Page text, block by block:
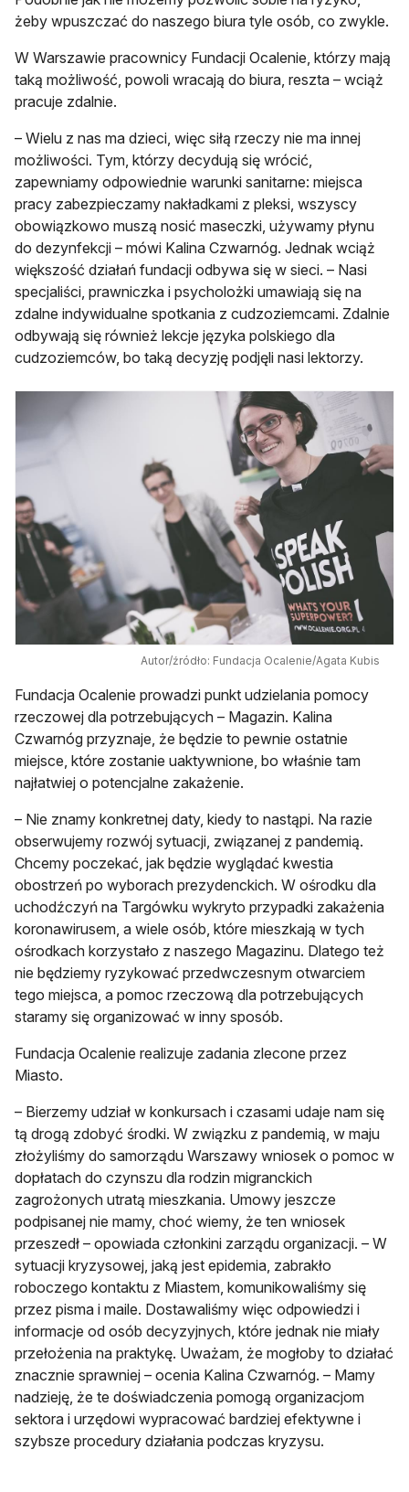
żeby wpuszczać do naszego biura tyle osób, co zwykle.
W Warszawie pracownicy Fundacji Ocalenie, którzy mają
taką możliwość, powoli wracają do biura, reszta – wciąż
pracuje zdalnie.
– Wielu z nas ma dzieci, więc siłą rzeczy nie ma innej
możliwości. Tym, którzy decydują się wrócić,
zapewniamy odpowiednie warunki sanitarne: miejsca
pracy zabezpieczamy nakładkami z pleksi, wszyscy
obowiązkowo muszą nosić maseczki, używamy płynu
do dezynfekcji – mówi Kalina Czwarnóg. Jednak wciąż
większość działań fundacji odbywa się w sieci. – Nasi
specjaliści, prawniczka i psycholożki umawiają się na
zdalne indywidualne spotkania z cudzoziemcami. Zdalnie
odbywają się również lekcje języka polskiego dla
cudzoziemców, bo taką decyzję podjęli nasi lektorzy.
Autor/źródło: Fundacja Ocalenie/Agata Kubis
Fundacja Ocalenie prowadzi punkt udzielania pomocy
rzeczowej dla potrzebujących – Magazin. Kalina
Czwarnóg przyznaje, że będzie to pewnie ostatnie
miejsce, które zostanie uaktywnione, bo właśnie tam
najłatwiej o potencjalne zakażenie.
– Nie znamy konkretnej daty, kiedy to nastąpi. Na razie
obserwujemy rozwój sytuacji, związanej z pandemią.
Chcemy poczekać, jak będzie wyglądać kwestia
obostrzeń po wyborach prezydenckich. W ośrodku dla
uchodźczyń na Targówku wykryto przypadki zakażenia
koronawirusem, a wiele osób, które mieszkają w tych
ośrodkach korzystało z naszego Magazinu. Dlatego też
nie będziemy ryzykować przedwczesnym otwarciem
tego miejsca, a pomoc rzeczową dla potrzebujących
staramy się organizować w inny sposób.
Fundacja Ocalenie realizuje zadania zlecone przez
Miasto.
– Bierzemy udział w konkursach i czasami udaje nam się
tą drogą zdobyć środki. W związku z pandemią, w maju
złożyliśmy do samorządu Warszawy wniosek o pomoc w
dopłatach do czynszu dla rodzin migranckich
zagrożonych utratą mieszkania. Umowy jeszcze
podpisanej nie mamy, choć wiemy, że ten wniosek
przeszedł – opowiada członkini zarządu organizacji. – W
sytuacji kryzysowej, jaką jest epidemia, zabrakło
roboczego kontaktu z Miastem, komunikowaliśmy się
przez pisma i maile. Dostawaliśmy więc odpowiedzi i
informacje od osób decyzyjnych, które jednak nie miały
przełożenia na praktykę. Uważam, że mogłoby to działać
znacznie sprawniej – ocenia Kalina Czwarnóg. – Mamy
nadzieję, że te doświadczenia pomogą organizacjom
sektora i urzędowi wypracować bardziej efektywne i
szybsze procedury działania podczas kryzysu.